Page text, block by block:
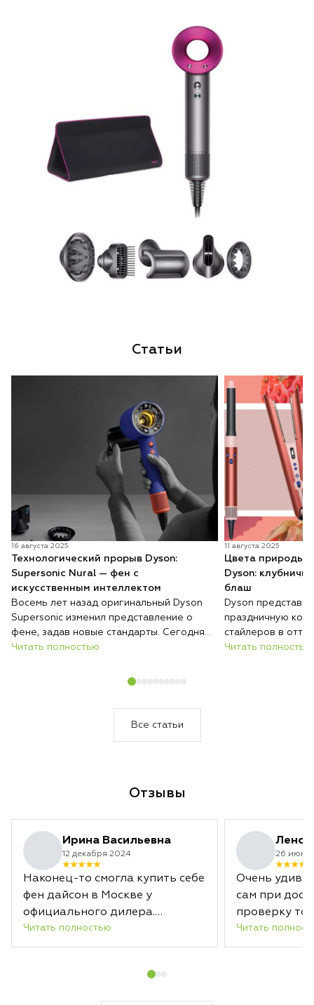
Статьи
16 августа 2025
Технологический прорыв Dyson:
Supersonic Nural — фен с
искусственным интеллектом
Восемь лет назад оригинальный Dyson
Supersonic изменил представление о
фене, задав новые стандарты. Сегодня
компания выводит любовь к инновациям
Supersonic Nural — первый в мире фен,
Это не просто обновление, а
совершенно иной взгляд на уход за
Читать полностью
11 августа 2025
Цвета природы
Dyson:
блаш
Dyson
праздничную
стайлеров в
бронз» и
Читать полностью
Все статьи
Отзывы
Ирина Васильевна
12 декабря 2024
Наконец-то смогла купить себе
фен дайсон в Москве у
официального дилера.
Оформила заказ, курьер мне
его доставил через 1 час. Очень
Читать полностью
26 июня
Очень
сам при
проверку
большое - я
что это
Читать